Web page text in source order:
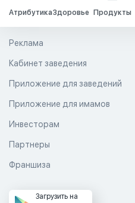
АтрибутикаЗдоровье Продукты
Реклама
Кабинет заведения
Приложение для заведений
Приложение для имамов
Инвесторам
Партнеры
Франшиза
Загрузить на